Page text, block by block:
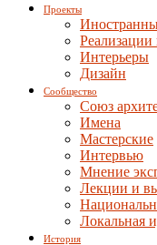
Проекты
Реализации
Интерьеры
Дизайн
Сообщество
Союз
Имена
Мастерские
Интервью
Мнение
Лекции и
Локальная
История